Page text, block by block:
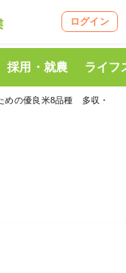
ログイン
採用・就農 ライフ
めの優良米8品種 多収・